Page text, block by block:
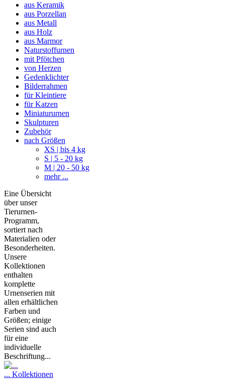
aus Keramik
aus Porzellan
aus Metall
aus Holz
aus Marmor
Naturstoffurnen
mit Pfötchen
von Herzen
Gedenklichter
Bilderrahmen
für Kleintiere
für Katzen
Miniatururnen
Skulpturen
Zubehör
nach Größen
XS | bis 4 kg
S | 5 - 20 kg
M | 20 - 50 kg
mehr ...
Eine Übersicht
über unser
Tierurnen-
Programm,
sortiert nach
Materialien oder
Besonderheiten.
Unsere
Kollektionen
enthalten
komplette
Urnenserien mit
allen erhältlichen
Farben und
Größen; einige
Serien sind auch
für eine
individuelle
Beschriftung...
... Kollektionen